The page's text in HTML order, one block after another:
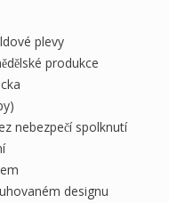
plevy
produkce
nebezpečí spolknutí
designu